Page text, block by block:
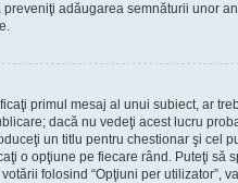
adăugarea semnăturii unor
primul mesaj al unui subiect, ar
dacă nu vedeţi acest lucru
un titlu pentru chestionar şi cel
o opţiune pe fiecare rând. Puteţi să
folosind “Opţiuni per utilizator”,